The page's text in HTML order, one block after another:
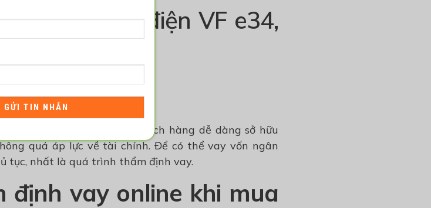
mua ô tô điện VF e34,
thức phổ biến giúp khách hàng dễ dàng sở hữu
quá áp lực về tài chính. Để có thể vay vốn ngân
tục, nhất là quá trình thẩm định vay.
định vay online khi mua